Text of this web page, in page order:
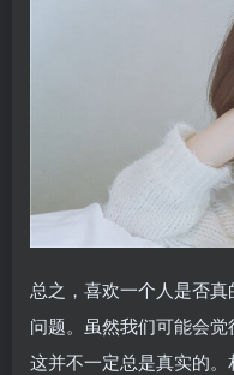
总之，喜欢一个人是否
问题。虽然我们可能会
这并不一定总是真实的